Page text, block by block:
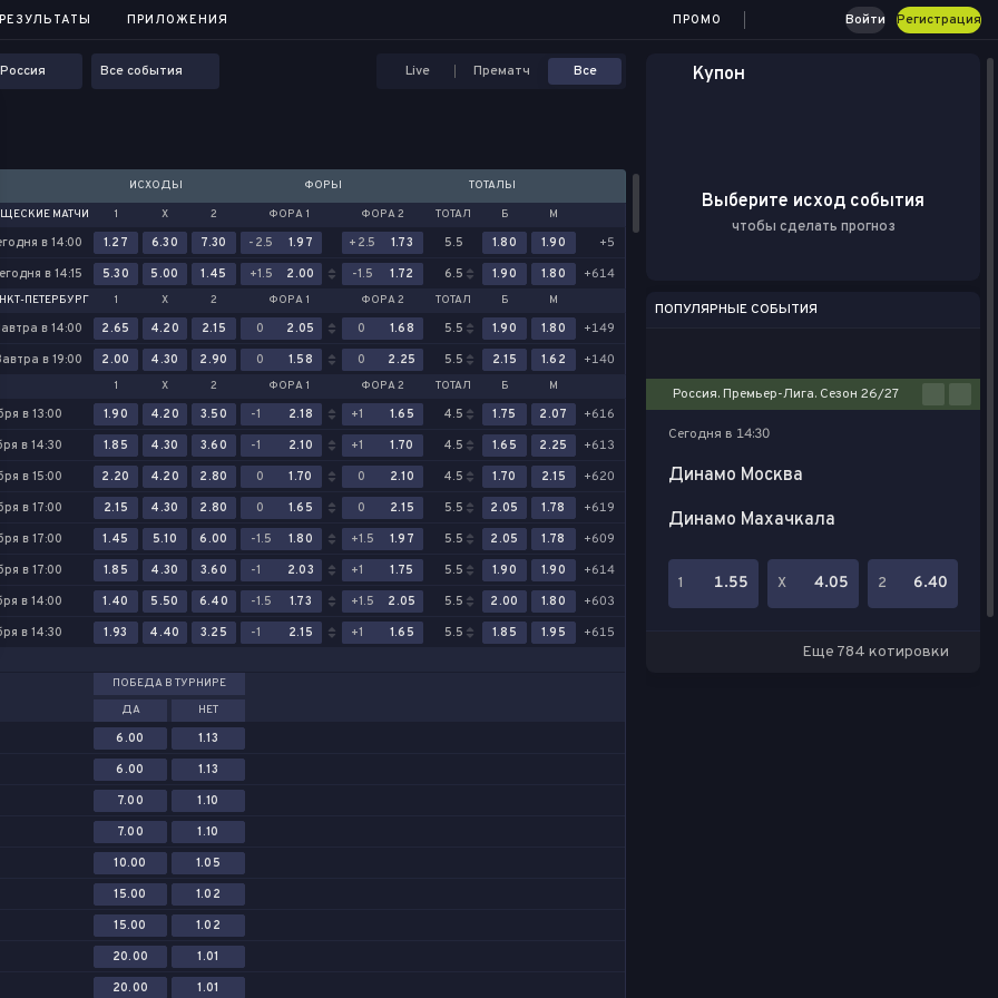
РЕЗУЛЬТАТЫ ПРИЛОЖЕНИЯ
РЕЗУЛЬТАТЫ ПРИЛОЖЕНИЯ ПРОМО Войти Регистрация
Россия Все события Live Прематч Все
ИСХОДЫ ФОРЫ
ТОТАЛЫ
МАТЧИ
1 Х 2 ФОРА 1 ФОРА 2 ТОТАЛ Б М
в 14:00 1.27 6.30 7.30 -2.5 1.97 +2.5 1.73 5.5 1.80 1.90
+5
в 14:15 5.30 5.00 1.45 +1.5 2.00 -1.5 1.72 6.5 1.90 1.80 +614
ПЕТЕРБУРГ 1 Х 2 ФОРА 1 ФОРА 2 ТОТАЛ Б М
в 14:00 2.65 4.20 2.15 0 2.05 0 1.68 5.5 1.90 1.80
+149
в 19:00 2.00 4.30 2.90 0 1.58 0 2.25 5.5 2.15 1.62 +140
1 Х 2 ФОРА 1 ФОРА 2 ТОТАЛ Б М
в 13:00 1.90 4.20 3.50 -1 2.18 +1 1.65 4.5 1.75 2.07
+616
в 14:30 1.85 4.30 3.60 -1 2.10 +1 1.70 4.5 1.65 2.25
+613
в 15:00 2.20 4.20 2.80 0 1.70 0 2.10 4.5 1.70 2.15
+620
в 17:00 2.15 4.30 2.80 0 1.65 0 2.15 5.5 2.05 1.78
+619
в 17:00 1.45 5.10 6.00 -1.5 1.80 +1.5 1.97 5.5 2.05 1.78
+609
в 17:00 1.85 4.30 3.60 -1 2.03 +1 1.75 5.5 1.90 1.90
+614
в 14:00 1.40 5.50 6.40 -1.5 1.73 +1.5 2.05 5.5 2.00 1.80
+603
в 14:30 1.93 4.40 3.25 -1 2.15 +1 1.65 5.5 1.85 1.95 +615
ПОБЕДА В ТУРНИРЕ
ДА
НЕТ
6.00
1.13
6.00
1.13
7.00
1.10
7.00
1.10
10.00
1.05
15.00
1.02
15.00
1.02
20.00
1.01
20.00 1.01
Купон
Выберите исход события
чтобы сделать прогноз
ПОПУЛЯРНЫЕ СОБЫТИЯ
Россия. Премьер-Лига. Сезон 26/27
Сегодня в 14:30
Динамо Москва
Динамо Махачкала
1 1.55 Х 4.05 2 6.40
Еще 784 котировки